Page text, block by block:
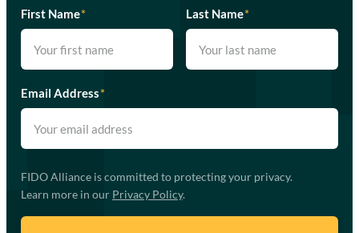
First Name* Last Name*
Email Address*
FIDO Alliance is committed to protecting your privacy.
Learn more in our Privacy Policy.